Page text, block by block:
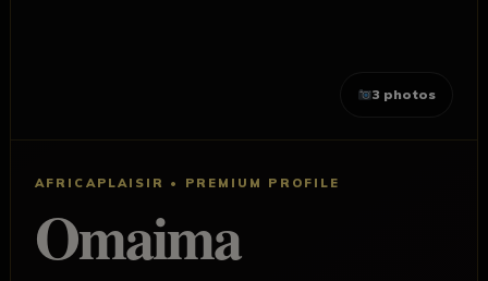
3 photos
AFRICAPLAISIR • PREMIUM PROFILE
Omaima